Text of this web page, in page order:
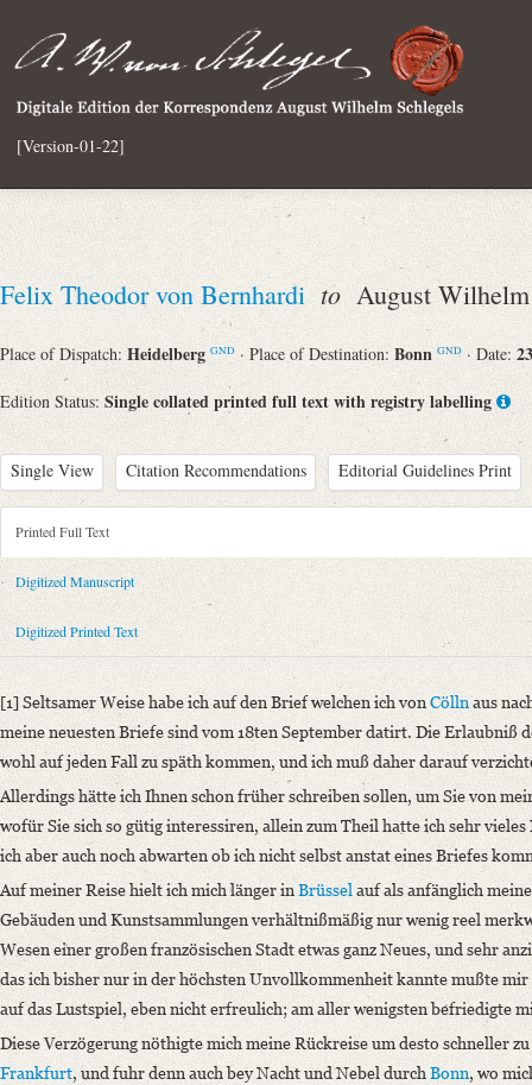
[Version-01-22]
Felix Theodor von Bernhardi to August
Place of Dispatch: Heidelberg GND · Place of Destination: Bonn GND · Date:
Edition Status: Single collated printed full text with registry labelling
Single View Citation Recommendations Editorial Guidelines Print
Metadata Concerning Header
Sender: Felix Theodor von Bernhardi
Recipient: August Wilhelm von Schlegel
Place of Dispatch: Heidelberg
Place of Destination: Bonn
Notations: Empfangsort erschlossen.
Printed Text
Provider: Dresden, Sächsische Landesbibliothek - Staats- und
OAI Id: 335973167
Bibliography: Krisenjahre der Frühromantik. Briefe aus dem
405‒406.
Incipit: „[1] Seltsamer Weise habe ich auf den Brief welchen ich von
Manuscript
Provider: Dresden, Sächsische Landesbibliothek - Staats- und
OAI Id: DE-1a-33958
Classification Number: Mscr.Dresd.e.90,XIX,Bd.13,Nr.19
Number of Pages: 2S., hs. m. U.
Printed Full Text
Digitized Manuscript
Digitized Printed Text
[1] Seltsamer Weise habe ich auf den Brief welchen ich vonCöllnaus
meine neuesten Briefe sind vom 18ten September datirt. Die Erlaubniß
wohl auf jeden Fall zu späth kommen, und ich muß daher darauf
Allerdings hätte ich Ihnen schon früher schreiben sollen, um Sie von
wofür Sie sich so gütig interessiren, allein zum Theil hatte ich sehr
ich aber auch noch abwarten ob ich nicht selbst anstat eines Briefes
Auf meiner Reise hielt ich mich länger inBrüssel auf als anfänglich
Gebäuden und Kunstsammlungen verhältnißmäßig nur wenig reel
Wesen einer großen französischen Stadt etwas ganz Neues, und sehr
das ich bisher nur in der höchsten Unvollkommenheit kannte mußte mir
auf das Lustspiel, eben nicht erfreulich; am aller wenigsten befriedigte
Diese Verzögerung nöthigte mich meine Rückreise um desto schneller
Frankfurt, und fuhr denn auch bey Nacht und Nebel durch Bonn, wo